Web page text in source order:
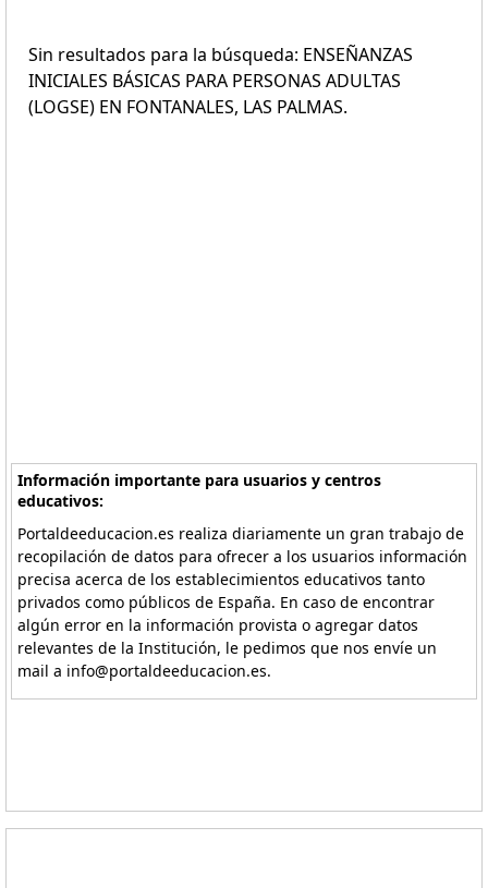
Sin resultados para la búsqueda: ENSEÑANZAS
INICIALES BÁSICAS PARA PERSONAS ADULTAS
(LOGSE) EN FONTANALES, LAS PALMAS.
Información importante para usuarios y centros
educativos:
Portaldeeducacion.es realiza diariamente un gran trabajo de
recopilación de datos para ofrecer a los usuarios información
precisa acerca de los establecimientos educativos tanto
privados como públicos de España. En caso de encontrar
algún error en la información provista o agregar datos
relevantes de la Institución, le pedimos que nos envíe un
mail a info@portaldeeducacion.es.